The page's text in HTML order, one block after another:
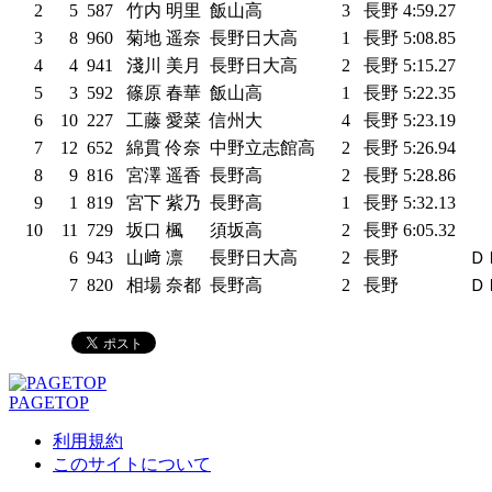
2
5 587 竹内 明里 飯山高 3 長野 4:59.27
3
8 960 菊地 遥奈 長野日大高 1 長野 5:08.85
4
4 941 淺川 美月 長野日大高 2 長野 5:15.27
5
3 592 篠原 春華 飯山高 1 長野 5:22.35
6
10 227 工藤 愛菜 信州大 4 長野 5:23.19
7
12 652 綿貫 伶奈 中野立志館高 2 長野 5:26.94
8
9 816 宮澤 遥香 長野高 2 長野 5:28.86
9
1 819 宮下 紫乃 長野高 1 長野 5:32.13
10
11 729 坂口 楓 須坂高 2 長野 6:05.32
6 943 山﨑 凛 長野日大高 2 長野
Ｄ
7 820 相場 奈都 長野高 2 長野 Ｄ
PAGETOP
利用規約
このサイトについて